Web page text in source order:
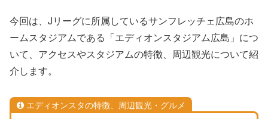
今回は、Jリーグに所属しているサンフレッチェ広島のホ
ームスタジアムである「エディオンスタジアム広島」につ
いて、アクセスやスタジアムの特徴、周辺観光について紹
介します。
エディオンスタの特徴、周辺観光・グルメ